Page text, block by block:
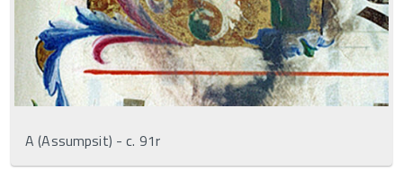
A (Assumpsit) - c. 91r